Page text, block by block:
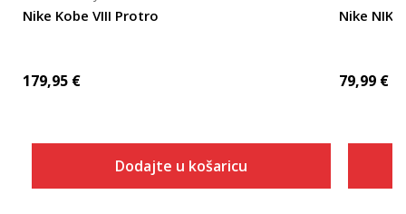
Nike Kobe VIII Protro
179,95 €
Dodajte u košaricu
Nike NIKE
79,99 €